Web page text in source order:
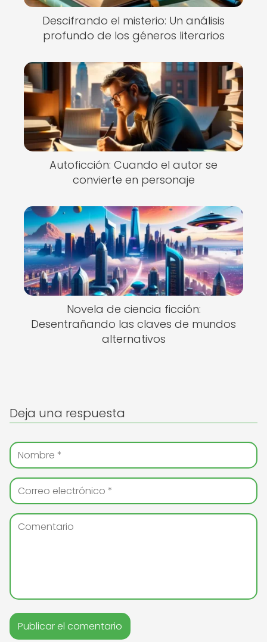
Descifrando el misterio: Un análisis
profundo de los géneros literarios
Autoficción: Cuando el autor se
convierte en personaje
Novela de ciencia ficción:
Desentrañando las claves de mundos
alternativos
Deja una respuesta